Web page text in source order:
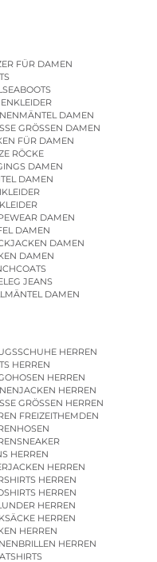
FÜR DAMEN
DAMEN
GRÖSSEN DAMEN
FÜR DAMEN
RÖCKE
DAMEN
DAMEN
DAMEN
DAMEN
DAMEN
DAMEN
JEANS
DAMEN
HERREN
HERREN
HERREN
HERREN
GRÖSSEN HERREN
FREIZEITHEMDEN
HERREN
HERREN
HERREN
HERREN
HERREN
HERREN
HERREN
HERREN